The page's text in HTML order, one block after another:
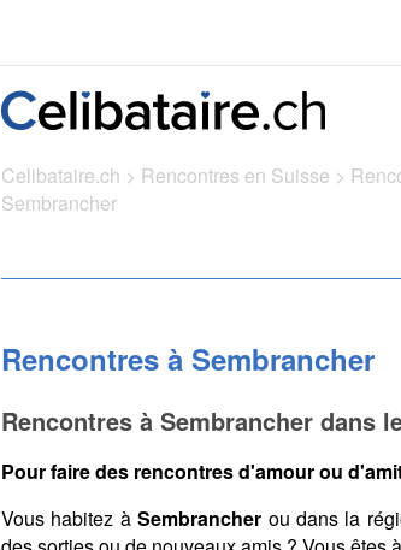
Celibataire.ch > Rencontres en Suisse >
Sembrancher
Rencontres à Sembrancher
Rencontres à Sembrancher dans
Pour faire des rencontres d'amour ou
Vous habitez àSembrancher ou dans la